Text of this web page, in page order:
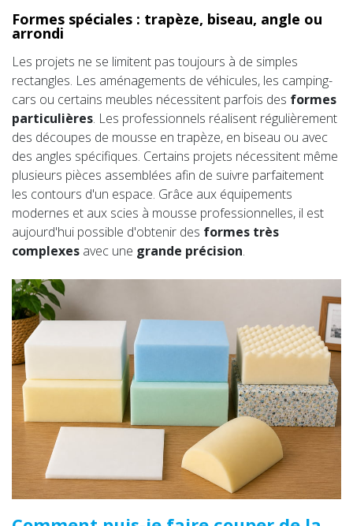
Formes spéciales : trapèze, biseau, angle ou
arrondi
Les projets ne se limitent pas toujours à de simples
rectangles. Les aménagements de véhicules, les camping-
cars ou certains meubles nécessitent parfois des formes
particulières. Les professionnels réalisent régulièrement
des découpes de mousse en trapèze, en biseau ou avec
des angles spécifiques. Certains projets nécessitent même
plusieurs pièces assemblées afin de suivre parfaitement
les contours d'un espace. Grâce aux équipements
modernes et aux scies à mousse professionnelles, il est
aujourd'hui possible d'obtenir des formes très
complexes avec une grande précision.